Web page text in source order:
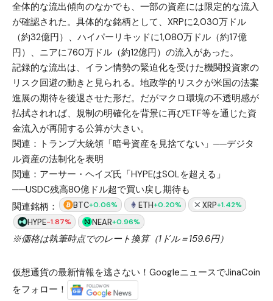
全体的な流出傾向のなかでも、一部の資産には限定的な流入
が確認された。具体的な銘柄として、XRPに2,030万ドル
（約32億円）、ハイパーリキッドに1,080万ドル（約17億
円）、ニアに760万ドル（約12億円）の流入があった。
記録的な流出は、イラン情勢の緊迫化を受けた機関投資家の
リスク回避の動きと見られる。地政学的リスクが米国の法案
進展の期待を後退させた形だ。だがマクロ環境の不透明感が
払拭されれば、規制の明確化を背景に再びETF等を通じた資
金流入が再開する公算が大きい。
関連： トランプ大統領「暗号資産を見捨てない」──デジタ
ル資産の法制化を表明
関連： アーサー・ヘイズ氏「HYPEはSOLを超える」
──USDC残高80億ドル超で買い戻し期待も
関連銘柄：
BTC+0.06% ETH+0.20% XRP+1.42%
HYPE-1.87% NEAR+0.96%
※価格は執筆時点でのレート換算（1ドル＝159.6円）
仮想通貨の最新情報を逃さない！GoogleニュースでJinaCoin
をフォロー！